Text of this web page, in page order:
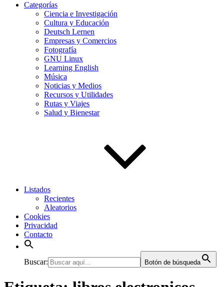
Categorías
Ciencia e Investigación
Cultura y Educación
Deutsch Lernen
Empresas y Comercios
Fotografía
GNU Linux
Learning English
Música
Noticias y Medios
Recursos y Utilidades
Rutas y Viajes
Salud y Bienestar
Listados
Recientes
Aleatorios
Cookies
Privacidad
Contacto
Buscar: Botón de búsqueda